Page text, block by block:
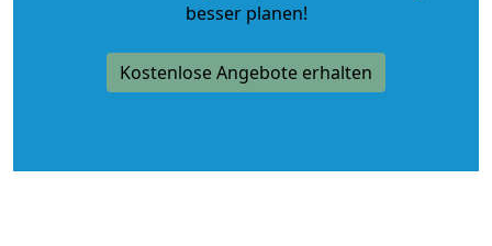
besser planen!
Kostenlose Angebote erhalten